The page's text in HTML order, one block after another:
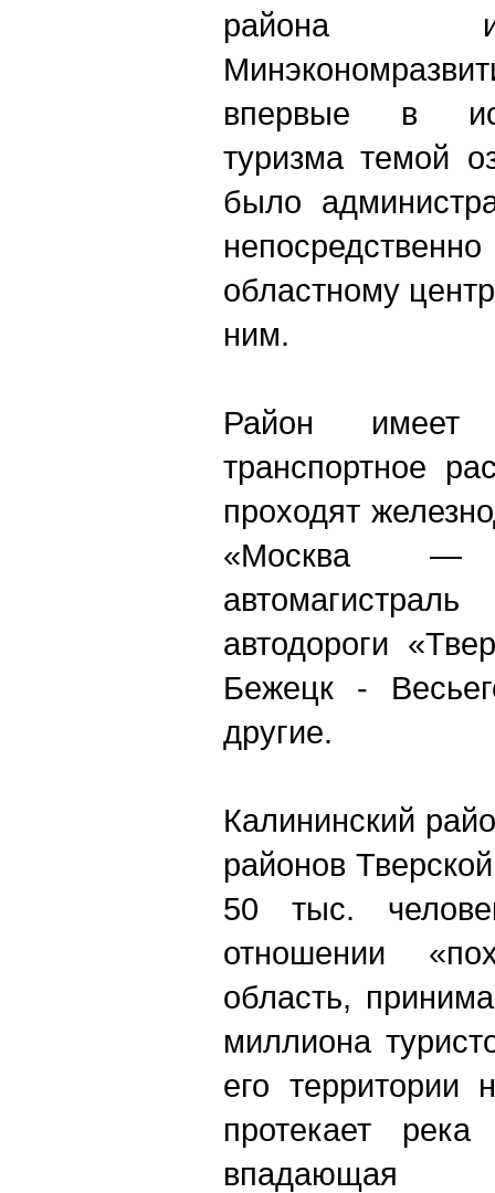
района
впервые в
туризма темой
было
областному
ним.
Район имеет
транспортное
проходят
«Москва —
автодороги
Бежецк -
другие.
Калининский
районов
50 тыс.
отношении
область,
миллиона
его территории
протекает
впадающая